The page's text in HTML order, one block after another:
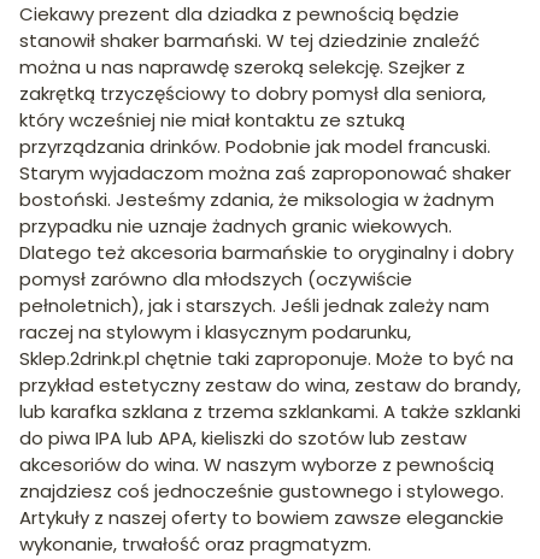
Ciekawy prezent dla dziadka z pewnością będzie
stanowił shaker barmański. W tej dziedzinie znaleźć
można u nas naprawdę szeroką selekcję. Szejker z
zakrętką trzyczęściowy to dobry pomysł dla seniora,
który wcześniej nie miał kontaktu ze sztuką
przyrządzania drinków. Podobnie jak model francuski.
Starym wyjadaczom można zaś zaproponować shaker
bostoński. Jesteśmy zdania, że miksologia w żadnym
przypadku nie uznaje żadnych granic wiekowych.
Dlatego też akcesoria barmańskie to oryginalny i dobry
pomysł zarówno dla młodszych (oczywiście
pełnoletnich), jak i starszych. Jeśli jednak zależy nam
raczej na stylowym i klasycznym podarunku,
Sklep.2drink.pl chętnie taki zaproponuje. Może to być na
przykład estetyczny zestaw do wina, zestaw do brandy,
lub karafka szklana z trzema szklankami. A także szklanki
do piwa IPA lub APA, kieliszki do szotów lub zestaw
akcesoriów do wina. W naszym wyborze z pewnością
znajdziesz coś jednocześnie gustownego i stylowego.
Artykuły z naszej oferty to bowiem zawsze eleganckie
wykonanie, trwałość oraz pragmatyzm.